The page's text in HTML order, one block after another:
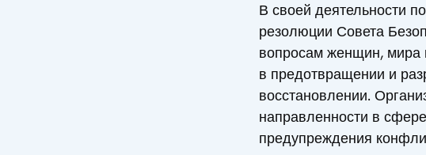
В своей деятельности
резолюции Совета
вопросам женщин, мира
в предотвращении и
восстановлении.
направленности в
предупреждения